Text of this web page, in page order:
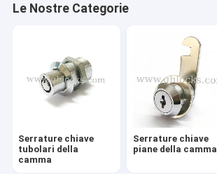
Serrature industriali della maniglia
Rod Control Lock industriale
Serratura leva industriale
Maniglie industriali
Le Nostre Categorie
Serrature chiave
tubolari della
camma
Serrature chiave
piane della camma